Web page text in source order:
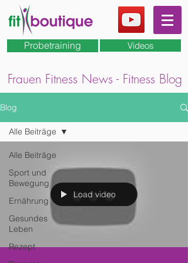
Probetraining Videos
Frauen Fitness News - Fitness Blog
Blog
Alle Beiträge
Sport und
Bewegung
Ernährung
Gesundes
Leben
Rezept
Alle Beiträge
Load video